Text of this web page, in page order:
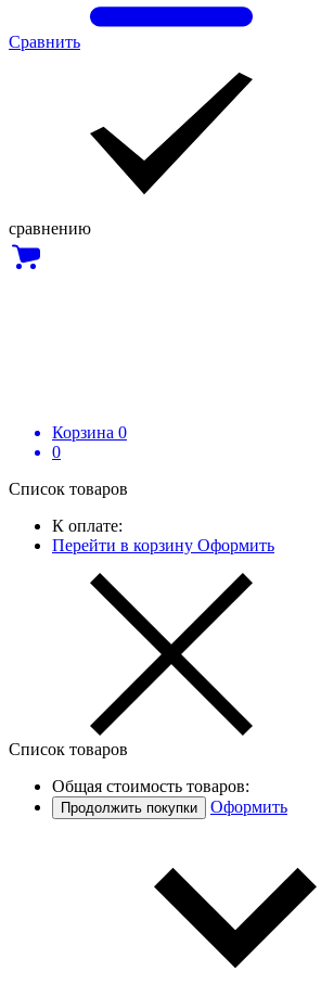
Сравнить
сравнению
Корзина 0
0
Список товаров
К оплате:
Перейти в корзину Оформить
Список товаров
Общая стоимость товаров:
Продолжить покупки Оформить